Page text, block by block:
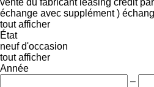
échange avec supplément )
tout afficher
État
neuf d'occasion
tout afficher
Année
–